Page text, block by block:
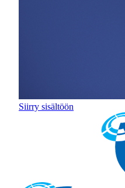
Siirry sisältöön